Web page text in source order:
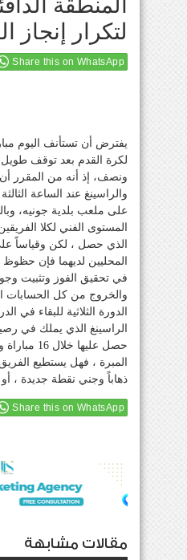
المنطقة
لتكرار إنجاز
Share this on WhatsApp
يفترض أن تستأنف اليوم
لكرة القدم بعد توقف طويل
ونصف، إذ أنه من المقرر أن
والراسينغ عند الساعة
على ملعب بلدية جونيه،
المستوى الفني لكلا
الذي حصل ، لكن وقياساً
المحليين لديهما فإن حظوظ
في تحقيق الفوز وتثبيت
والخروج من كل الحسابات
الدورة الثلاثية للبقاء في
الراسينغ الذي يملك في
حصل عليها
المبرة ، فهل يستطيع
ذهاباً وجني نقطة جديدة ،
Share this on WhatsApp
مقالات مشابهة